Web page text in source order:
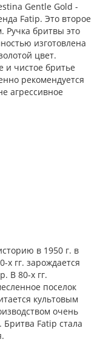
Gentle Gold -
Fatip. Это второе
Ручка бритвы это
изготовлена
цвет.
и чистое бритье
рекомендуется
агрессивное
в 1950 г. в
гг. зарождается
В 80-х гг.
поселок
культовым
очень
Fatip стала